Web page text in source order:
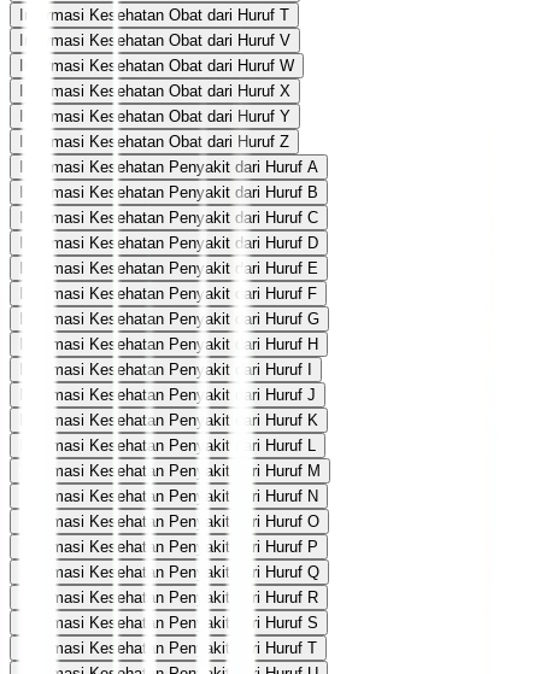
Informasi Kesehatan Obat dari Huruf T
Informasi Kesehatan Obat dari Huruf V
Informasi Kesehatan Obat dari Huruf W
Informasi Kesehatan Obat dari Huruf X
Informasi Kesehatan Obat dari Huruf Y
Informasi Kesehatan Obat dari Huruf Z
Informasi Kesehatan Penyakit dari Huruf A
Informasi Kesehatan Penyakit dari Huruf B
Informasi Kesehatan Penyakit dari Huruf C
Informasi Kesehatan Penyakit dari Huruf D
Informasi Kesehatan Penyakit dari Huruf E
Informasi Kesehatan Penyakit dari Huruf F
Informasi Kesehatan Penyakit dari Huruf G
Informasi Kesehatan Penyakit dari Huruf H
Informasi Kesehatan Penyakit dari Huruf I
Informasi Kesehatan Penyakit dari Huruf J
Informasi Kesehatan Penyakit dari Huruf K
Informasi Kesehatan Penyakit dari Huruf L
Informasi Kesehatan Penyakit dari Huruf M
Informasi Kesehatan Penyakit dari Huruf N
Informasi Kesehatan Penyakit dari Huruf O
Informasi Kesehatan Penyakit dari Huruf P
Informasi Kesehatan Penyakit dari Huruf Q
Informasi Kesehatan Penyakit dari Huruf R
Informasi Kesehatan Penyakit dari Huruf S
Informasi Kesehatan Penyakit dari Huruf T